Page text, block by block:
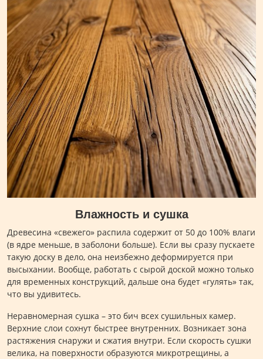
Влажность и сушка
Древесина «свежего» распила содержит от 50 до 100% влаги
(в ядре меньше, в заболони больше). Если вы сразу пускаете
такую доску в дело, она неизбежно деформируется при
высыхании. Вообще, работать с сырой доской можно только
для временных конструкций, дальше она будет «гулять» так,
что вы удивитесь.
Неравномерная сушка – это бич всех сушильных камер.
Верхние слои сохнут быстрее внутренних. Возникает зона
растяжения снаружи и сжатия внутри. Если скорость сушки
велика, на поверхности образуются микротрещины, а